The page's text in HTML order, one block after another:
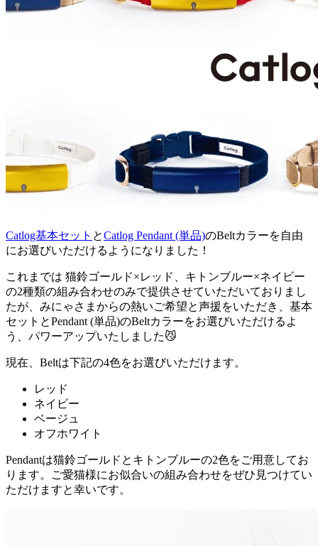
Catlog基本セット とCatlog Pendant (単品)のBeltカラーを自由
にお選びいただけるようになりました！
これまでは 猫鈴ゴールド×レッド、キトンブルー×ネイビー
の2種類の組み合わせのみで提供させていただいておりまし
たが、みにゃさまからの熱いご希望と声援をいただき、基本
セットとPendant (単品)のBeltカラーをお選びいただけるよ
う、パワーアップいたしました😼
現在、Beltは下記の4色をお選びいただけます。
レッド
ネイビー
ベージュ
オフホワイト
Pendantは猫鈴ゴールドとキトンブルーの2色をご用意してお
ります。ご愛猫様にお似合いの組み合わせをぜひ見つけてい
ただけますと幸いです。